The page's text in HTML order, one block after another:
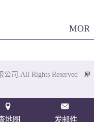
司.All Rights Reserved 犀
地图 发邮件